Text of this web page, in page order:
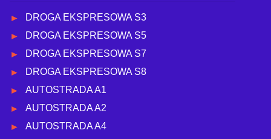
DROGA EKSPRESOWA S3
DROGA EKSPRESOWA S5
DROGA EKSPRESOWA S7
DROGA EKSPRESOWA S8
AUTOSTRADA A1
AUTOSTRADA A2
AUTOSTRADA A4